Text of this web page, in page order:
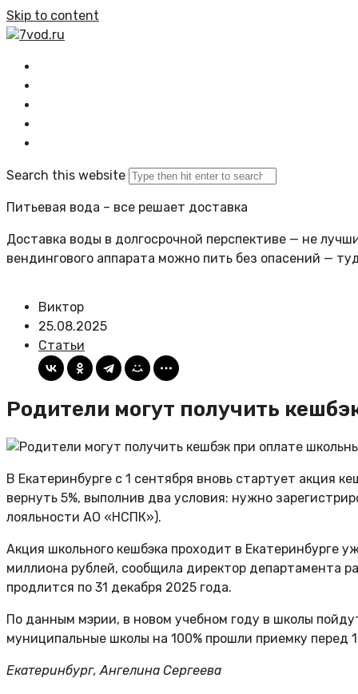
Skip to content
7vod.ru
Search this website
Питьевая вода – все решает доставка
Доставка воды в долгосрочной перспективе — не
вендингового аппарата можно пить без опасений —
Виктор
25.08.2025
Статьи
Родители могут получить
В Екатеринбурге с 1 сентября вновь стартует акция
вернуть 5%, выполнив два условия: нужно
лояльности АО «НСПК»).
Акция школьного кешбэка проходит в Екатеринбурге
миллиона рублей, сообщила директор департамента
продлится по 31 декабря 2025 года.
По данным мэрии, в новом учебном году в школы
муниципальные школы на 100% прошли приемку перед
Екатеринбург, Ангелина Сергеева